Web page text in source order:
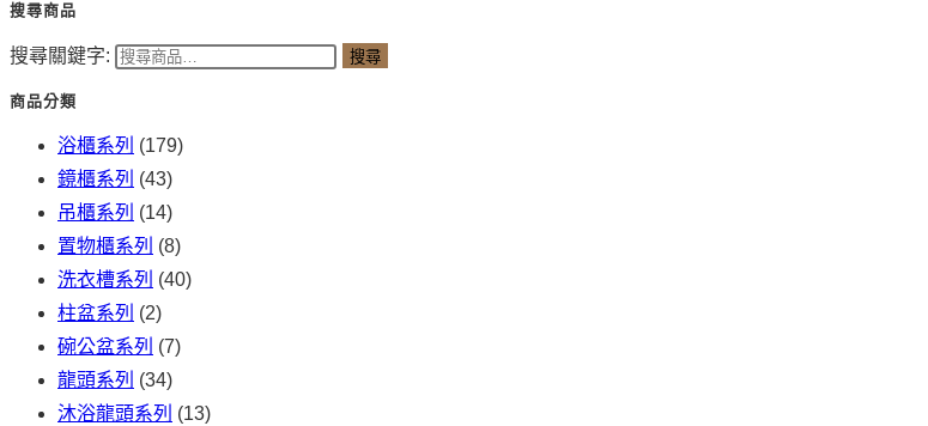
搜尋商品
搜尋關鍵字: 搜尋
商品分類
浴櫃系列 (179)
鏡櫃系列 (43)
吊櫃系列 (14)
置物櫃系列 (8)
洗衣槽系列 (40)
柱盆系列 (2)
碗公盆系列 (7)
龍頭系列 (34)
沐浴龍頭系列 (13)